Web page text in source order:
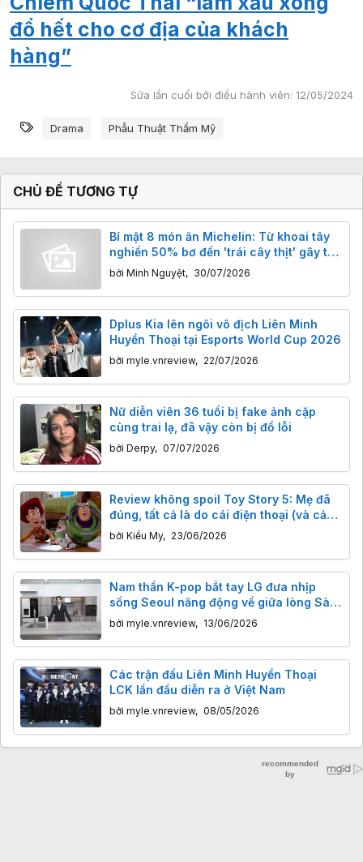
đổ hết cho cơ địa của khách
hàng”
Sửa lần cuối bởi điều hành viên: 12/05/2024
Từ khóa
Drama Phẫu Thuật Thẩm Mỹ
CHỦ ĐỀ TƯƠNG TỰ
Bí mật 8 món ăn Michelin: Từ khoai tây
nghiền 50% bơ đến 'trái cây thịt' gây tò
mò
bởi Minh Nguyệt, 30/07/2026
Dplus Kia lên ngôi vô địch Liên Minh
Huyền Thoại tại Esports World Cup 2026
bởi myle.vnreview, 22/07/2026
Nữ diễn viên 36 tuổi bị fake ảnh cặp
cùng trai lạ, đã vậy còn bị đổ lỗi
bởi Derpy, 07/07/2026
Review không spoil Toy Story 5: Mẹ đã
đúng, tất cả là do cái điện thoại (và cả
máy tính bảng)
bởi Kiều My, 23/06/2026
Nam thần K-pop bắt tay LG đưa nhịp
sống Seoul năng động về giữa lòng Sài
Gòn
bởi myle.vnreview, 13/06/2026
Các trận đấu Liên Minh Huyền Thoại
LCK lần đầu diễn ra ở Việt Nam
bởi myle.vnreview, 08/05/2026